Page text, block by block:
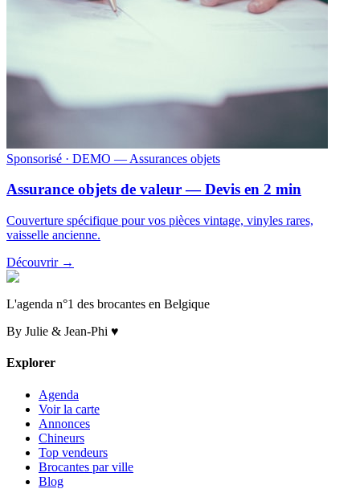
Sponsorisé · DEMO — Assurances objets
Assurance objets de valeur — Devis en 2 min
Couverture spécifique pour vos pièces vintage, vinyles rares,
vaisselle ancienne.
Découvrir →
L'agenda n°1 des brocantes en Belgique
By Julie & Jean-Phi ♥
Explorer
Agenda
Voir la carte
Annonces
Chineurs
Top vendeurs
Brocantes par ville
Blog